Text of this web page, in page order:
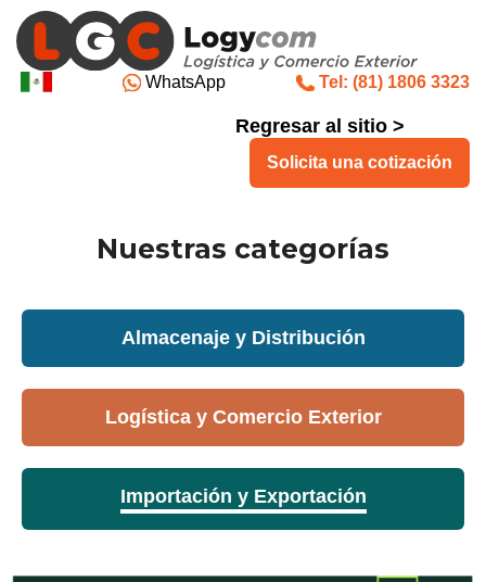
WhatsApp Tel: (81) 1806 3323
Regresar al sitio >
Solicita una cotización
Nuestras categorías
Almacenaje y Distribución
Logística y Comercio Exterior
Importación y Exportación